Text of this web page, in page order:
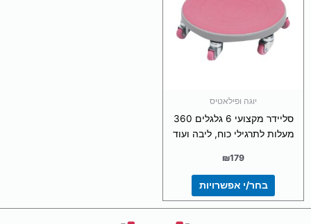
יוגה ופילאטיס
סליידר מקצועי 6 גלגלים 360
מעלות לתרגילי כוח, ליבה ועוד
₪179
בחר/י אפשרויות
ניתן
לבחור